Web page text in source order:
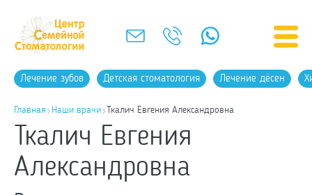
Лечение зубов Детская стоматология Лечение дёсен
Главная Наши врачи Ткалич Евгения Александровна
Ткалич Евгения
Александровна